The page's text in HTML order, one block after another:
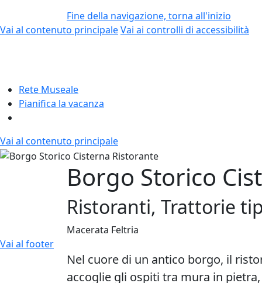
Fine della navigazione, torna all'inizio
Vai al contenuto principaleVai ai controlli di accessibilità
Rete Museale
Pianifica la vacanza
Vai al contenuto principale
Borgo Storico
Ristoranti, Trattorie
Macerata Feltria
Vai al footer
Nel cuore di un antico borgo, il
accoglie gli ospiti tra mura in